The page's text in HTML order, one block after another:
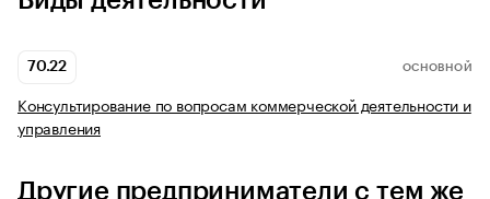
70.22 ОСНОВНОЙ
Консультирование по вопросам коммерческой деятельности и
управления
Другие предприниматели с тем же